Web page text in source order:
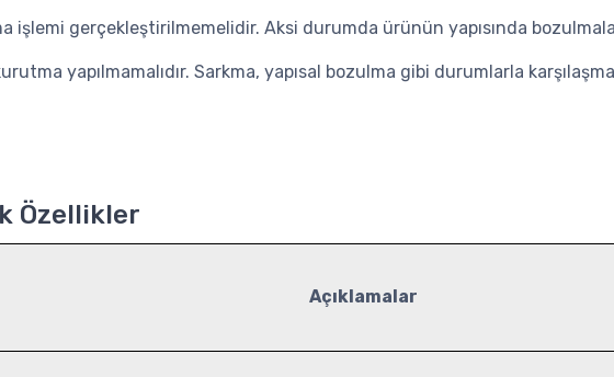
işlemi gerçekleştirilmemelidir. Aksi durumda ürünün yapısında
yapılmamalıdır. Sarkma, yapısal bozulma gibi durumlarla
Özellikler
Açıklamalar